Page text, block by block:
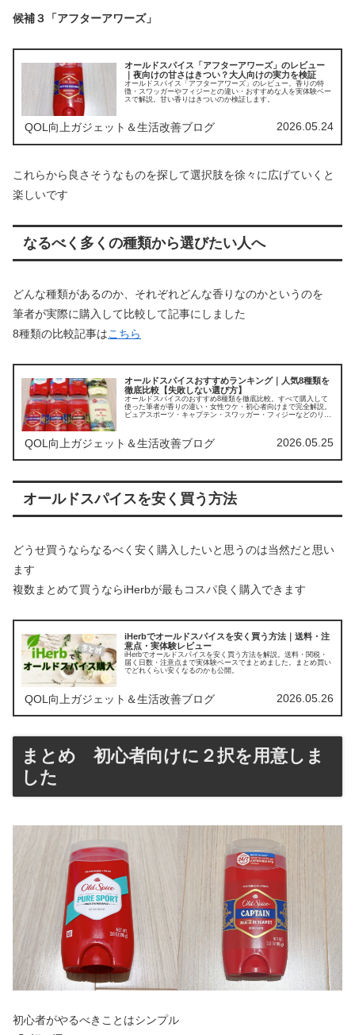
候補３「アフターアワーズ」
オールドスパイス「アフターアワーズ」のレビュー
｜夜向けの甘さはきつい？大人向けの実力を検証
オールドスパイス「アフターアワーズ」のレビュー。香りの特
徴・スワッガーやフィジーとの違い・おすすめな人を実体験ベー
スで解説。甘い香りはきついのか検証します。
QOL向上ガジェット＆生活改善ブログ 2026.05.24
これらから良さそうなものを探して選択肢を徐々に広げていくと
楽しいです
なるべく多くの種類から選びたい人へ
どんな種類があるのか、それぞれどんな香りなのかというのを
筆者が実際に購入して比較して記事にしました
8種類の比較記事はこちら
オールドスパイスおすすめランキング｜人気8種類を
徹底比較【失敗しない選び方】
オールドスパイスのおすすめ8種類を徹底比較。すべて購入して
使った筆者が香りの違い・女性ウケ・初心者向けまで完全解説。
ピュアスポーツ・キャプテン・スワッガー・フィジーなどのリア
QOL向上ガジェット＆生活改善ブログ 2026.05.25
オールドスパイスを安く買う方法
どうせ買うならなるべく安く購入したいと思うのは当然だと思い
ます
複数まとめて買うならiHerbが最もコスパ良く購入できます
iHerbでオールドスパイスを安く買う方法｜送料・注
意点・実体験レビュー
iHerbでオールドスパイスを安く買う方法を解説。送料・関税・
届く日数・注意点まで実体験ベースでまとめました。まとめ買い
でどれくらい安くなるのかも公開。
QOL向上ガジェット＆生活改善ブログ 2026.05.26
まとめ 初心者向けに２択を用意しま
した
初心者がやるべきことはシンプル